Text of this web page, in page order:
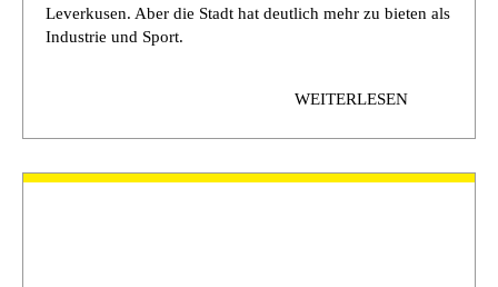
Leverkusen. Aber die Stadt hat deutlich mehr zu bieten als
Industrie und Sport.
WEITERLESEN